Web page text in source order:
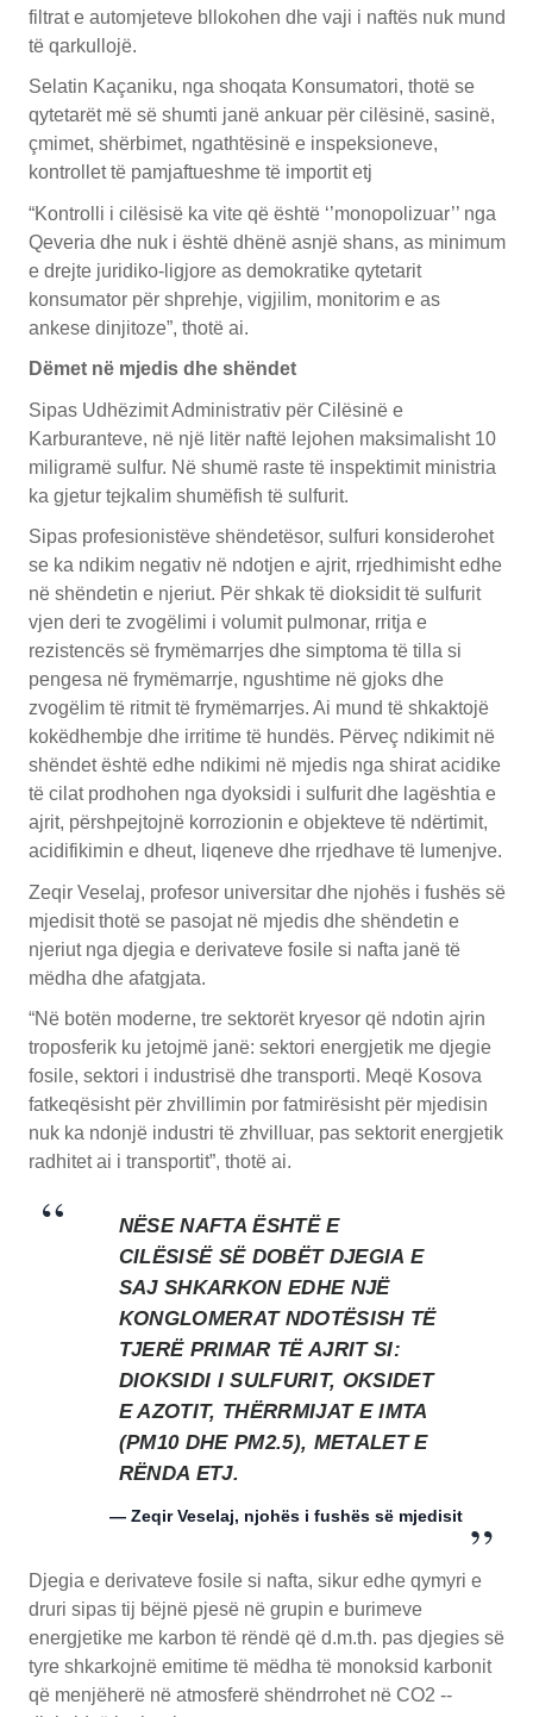
filtrat e automjeteve bllokohen dhe vaji i naftës nuk mund
të qarkullojë.
Selatin Kaçaniku, nga shoqata Konsumatori, thotë se
qytetarët më së shumti janë ankuar për cilësinë, sasinë,
çmimet, shërbimet, ngathtësinë e inspeksioneve,
kontrollet të pamjaftueshme të importit etj
“Kontrolli i cilësisë ka vite që është ‘’monopolizuar’’ nga
Qeveria dhe nuk i është dhënë asnjë shans, as minimum
e drejte juridiko-ligjore as demokratike qytetarit
konsumator për shprehje, vigjilim, monitorim e as
ankese dinjitoze”, thotë ai.
Dëmet në mjedis dhe shëndet
Sipas Udhëzimit Administrativ për Cilësinë e
Karburanteve, në një litër naftë lejohen maksimalisht 10
miligramë sulfur. Në shumë raste të inspektimit ministria
ka gjetur tejkalim shumëfish të sulfurit.
Sipas profesionistëve shëndetësor, sulfuri konsiderohet
se ka ndikim negativ në ndotjen e ajrit, rrjedhimisht edhe
në shëndetin e njeriut. Për shkak të dioksidit të sulfurit
vjen deri te zvogëlimi i volumit pulmonar, rritja e
rezistencës së frymëmarrjes dhe simptoma të tilla si
pengesa në frymëmarrje, ngushtime në gjoks dhe
zvogëlim të ritmit të frymëmarrjes. Ai mund të shkaktojë
kokëdhembje dhe irritime të hundës. Përveç ndikimit në
shëndet është edhe ndikimi në mjedis nga shirat acidike
të cilat prodhohen nga dyoksidi i sulfurit dhe lagështia e
ajrit, përshpejtojnë korrozionin e objekteve të ndërtimit,
acidifikimin e dheut, liqeneve dhe rrjedhave të lumenjve.
Zeqir Veselaj, profesor universitar dhe njohës i fushës së
mjedisit thotë se pasojat në mjedis dhe shëndetin e
njeriut nga djegia e derivateve fosile si nafta janë të
mëdha dhe afatgjata.
“Në botën moderne, tre sektorët kryesor që ndotin ajrin
troposferik ku jetojmë janë: sektori energjetik me djegie
fosile, sektori i industrisë dhe transporti. Meqë Kosova
fatkeqësisht për zhvillimin por fatmirësisht për mjedisin
nuk ka ndonjë industri të zhvilluar, pas sektorit energjetik
radhitet ai i transportit”, thotë ai.
NËSE NAFTA ËSHTË E
CILËSISË SË DOBËT DJEGIA E
SAJ SHKARKON EDHE NJË
KONGLOMERAT NDOTËSISH TË
TJERË PRIMAR TË AJRIT SI:
DIOKSIDI I SULFURIT, OKSIDET
E AZOTIT, THËRRMIJAT E IMTA
(PM10 DHE PM2.5), METALET E
RËNDA ETJ.
— Zeqir Veselaj, njohës i fushës së mjedisit
Djegia e derivateve fosile si nafta, sikur edhe qymyri e
druri sipas tij bëjnë pjesë në grupin e burimeve
energjetike me karbon të rëndë që d.m.th. pas djegies së
tyre shkarkojnë emitime të mëdha të monoksid karbonit
që menjëherë në atmosferë shëndrrohet në CO2 --